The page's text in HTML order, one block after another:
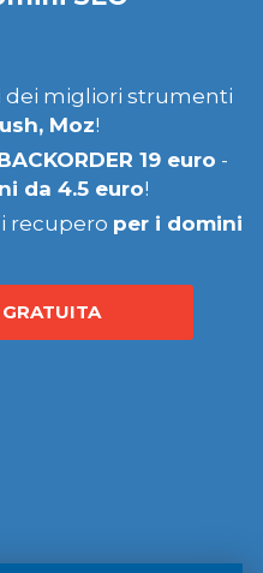
dei migliori strumenti
Moz!
19 euro -
da 4.5 euro!
recupero per i domini